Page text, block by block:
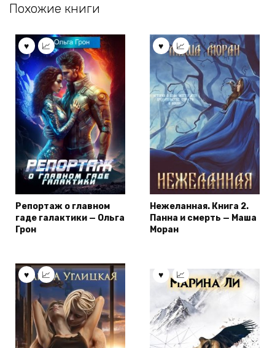
Похожие книги
Репортаж о главном
гаде галактики — Ольга
Грон
Нежеланная. Книга 2.
Панна и смерть — Маша
Моран